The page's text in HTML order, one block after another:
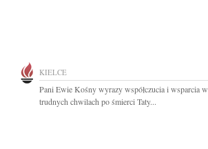
KIELCE
Pani Ewie Kośny wyrazy współczucia i wsparcia w
trudnych chwilach po śmierci Taty...